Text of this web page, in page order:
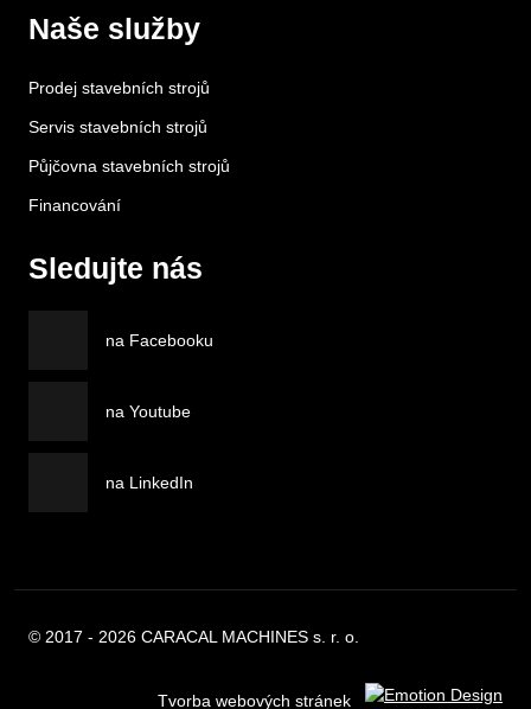
Naše služby
Prodej stavebních strojů
Servis stavebních strojů
Půjčovna stavebních strojů
Financování
Sledujte nás
na Facebooku
na Youtube
na LinkedIn
© 2017 - 2026 CARACAL MACHINES s. r. o.
Tvorba webových stránek